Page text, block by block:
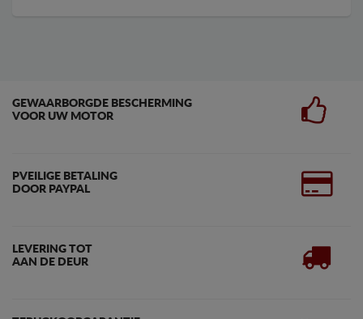
GEWAARBORGDE BESCHERMING
VOOR UW MOTOR
PVEILIGE BETALING
DOOR PAYPAL
LEVERING TOT
AAN DE DEUR